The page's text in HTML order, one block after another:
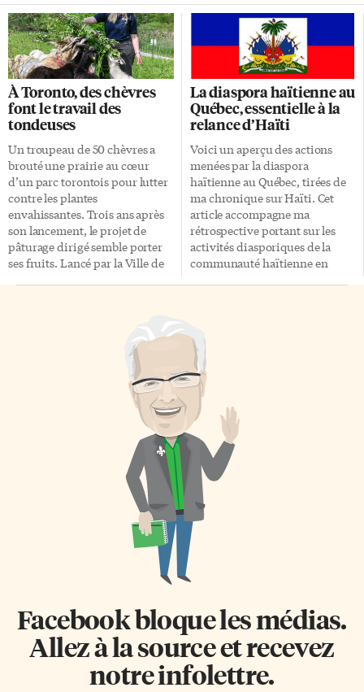
certification ÉcoÉcoles
reconnaît les établissements
scolaires qui mettent en place
des actions concrètes en
matière de développement
durable, allant de la réduction
des déchets au verdissement
des espaces scolaires. Avenir
durable Les écoles participantes
du Conseil documentent leurs
initiatives à travers les «10
actions étoiles», qui regroupent
les principaux projets
marquants menés au cours de
l’année. 16 écoles ont obtenu la
certification Platine, 7 […]
Devenue état communiste en
1979, Grenade se transforme en
monarchie constitutionnelle
après l’invasion américaine en
1983. C’est un vol direct Air
Canada depuis Toronto qui me
dépose cinq heures plus tard
sur la bien nommée «île aux
épices». Le temps est à l’orage et
l’air saturé d’humidité porte en
lui des […]
À Toronto, des chèvres
font le travail des
tondeuses
Un troupeau de 50 chèvres a
brouté une prairie au cœur
d’un parc torontois pour lutter
contre les plantes
envahissantes. Trois ans après
son lancement, le projet de
pâturage dirigé semble porter
ses fruits. Lancé par la Ville de
consécutive au parc Don Valley
Brick Works. «Le projet affiche
des résultats préliminaires très
prometteurs», résume la
responsable Cheryl Post,
spécialiste de l’environnement
naturel à la Ville de Toronto.
«Nous avons noté des signes
précoces de réduction de
La diaspora haïtienne au
Québec, essentielle à la
relance d’Haïti
Voici un aperçu des actions
menées par la diaspora
haïtienne au Québec, tirées de
ma chronique sur Haïti. Cet
article accompagne ma
rétrospective portant sur les
activités diasporiques de la
communauté haïtienne en
la Polytechnique de Montréal.
Expert de réputation
internationale dans les
domaines des technologies de
l’information. Président co-
fondateur du GRAHN-Monde
ayant créé notamment l’Institut
des sciences, des technologies
et des études avancées d’Haïtil
(ISTEAH), le Pôle d’innovation
du Grand Nord (PIGraN), le
Centre de santé
communautaire AMHE-
Facebook bloque les médias.
Allez à la source et recevez
notre infolettre.